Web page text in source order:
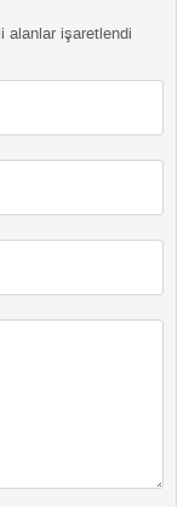
alanlar işaretlendi